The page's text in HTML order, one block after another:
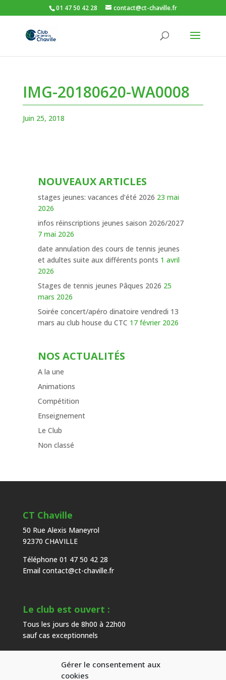
Gérer le consentement aux
cookies
01 47 50 42 28 contact@ct-chaville.fr
IMG-20180620-WA0008
Juin 25, 2018
NOUVEAUX ARTICLES
stages jeunes: vacances d’été 2026 23 mai
2026
infos réinscriptions jeunes saison 2026/2027
7 mai 2026
date annulation des cours de tennis jeunes
et adultes suite aux différents ponts 1 avril
2026
Stages de tennis jeunes Pâques 2026 25
mars 2026
Soirée concert/apéro dinatoire vendredi 13
mars au club house du CTC 17 février 2026
NOS ACTUALITÉS
A la une
Animations
Compétition
Enseignement
Le Club
Non classé
CT Chaville
50 Rue Alexis Maneyrol
92370 CHAVILLE
Téléphone 01 47 50 42 28
Email contact@ct-chaville.fr
Le club est ouvert :
Tous les jours de 8h00 à 22h00
sauf cas exceptionnels
Heures d’ouverture de l’accueil :